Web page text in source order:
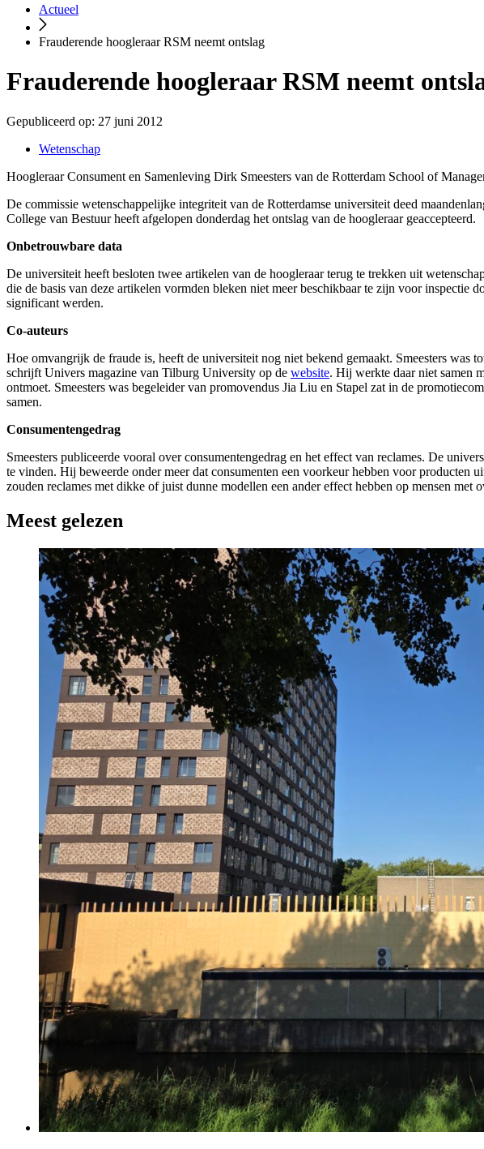
Actueel
Frauderende hoogleraar RSM neemt ontslag
Frauderende hoogleraar RSM neemt
Gepubliceerd op: 27 juni 2012
Wetenschap
Hoogleraar Consument en Samenleving Dirk Smeesters van de Rotterdam School of
De commissie wetenschappelijke integriteit van de Rotterdamse universiteit deed
College van Bestuur heeft afgelopen donderdag het ontslag van de hoogleraar geaccepteerd.
Onbetrouwbare data
De universiteit heeft besloten twee artikelen van de hoogleraar terug te trekken uit
die de basis van deze artikelen vormden bleken niet meer beschikbaar te zijn voor inspectie
significant werden.
Co-auteurs
Hoe omvangrijk de fraude is, heeft de universiteit nog niet bekend gemaakt. Smeesters
schrijft Univers magazine van Tilburg University op de website. Hij werkte daar niet samen
ontmoet. Smeesters was begeleider van promovendus Jia Liu en Stapel zat in de
samen.
Consumentengedrag
Smeesters publiceerde vooral over consumentengedrag en het effect van reclames. De
te vinden. Hij beweerde onder meer dat consumenten een voorkeur hebben voor
zouden reclames met dikke of juist dunne modellen een ander effect hebben op mensen met
Meest gelezen